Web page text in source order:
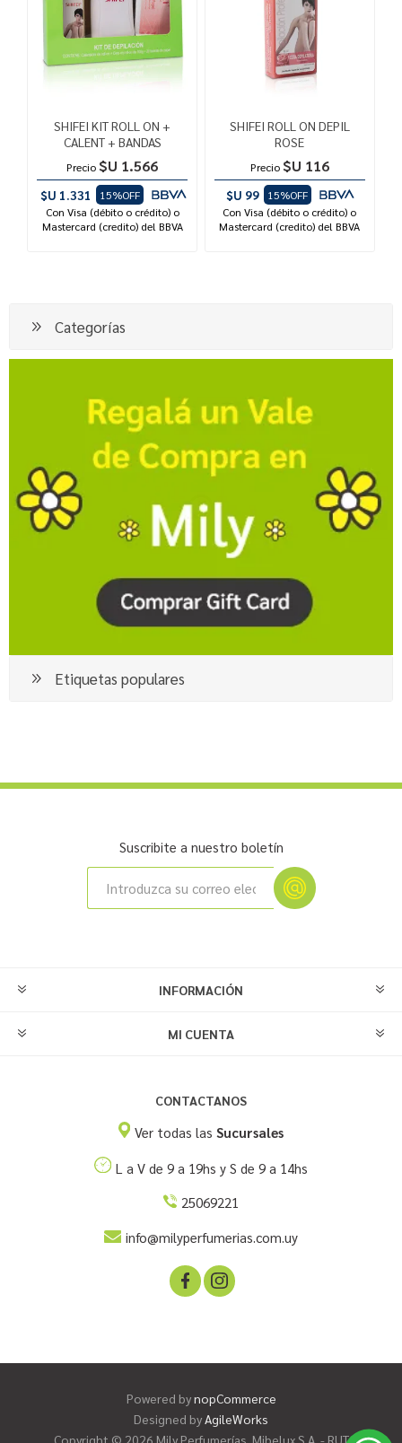
SHIFEI KIT ROLL ON +
CALENT + BANDAS
Precio $U 1.566
$U 1.331
15%OFF
Con Visa (débito o crédito) o
Mastercard (credito) del BBVA
SHIFEI ROLL ON DEPIL
ROSE
Precio $U 116
$U 99
15%OFF
Con Visa (débito o crédito) o
Mastercard (credito) del BBVA
Categorías
Etiquetas populares
Suscribite a nuestro boletín
INFORMACIÓN
MI CUENTA
CONTACTANOS
Ver todas las Sucursales
L a V de 9 a 19hs y S de 9 a 14hs
25069221
info@milyperfumerias.com.uy
Powered bynopCommerce
Designed byAgileWorks
Copyright © 2026 Mily Perfumerías. Mibelux S.A. - RUT